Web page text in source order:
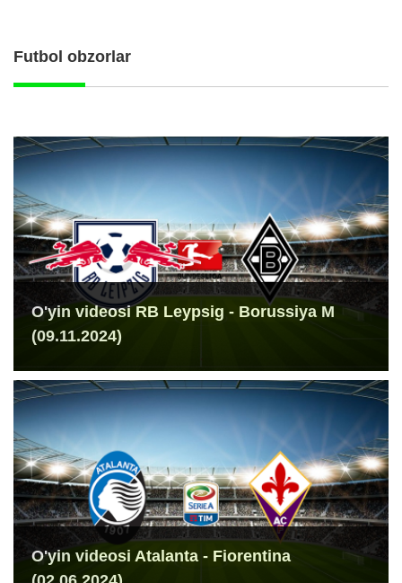
Futbol obzorlar
O'yin videosi RB Leypsig - Borussiya M
(09.11.2024)
O'yin videosi Atalanta - Fiorentina